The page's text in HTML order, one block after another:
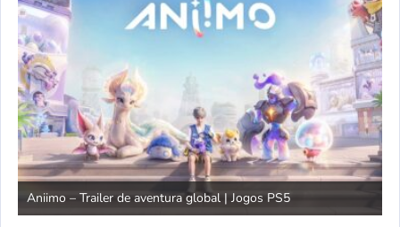
Aniimo – Trailer de aventura global | Jogos PS5